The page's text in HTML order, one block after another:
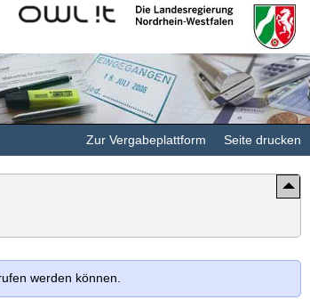
Kommunales
Rechenzentrum
Landesregierung
Nordrhein-
Zur Vergabeplattform Seite drucken
werden können.